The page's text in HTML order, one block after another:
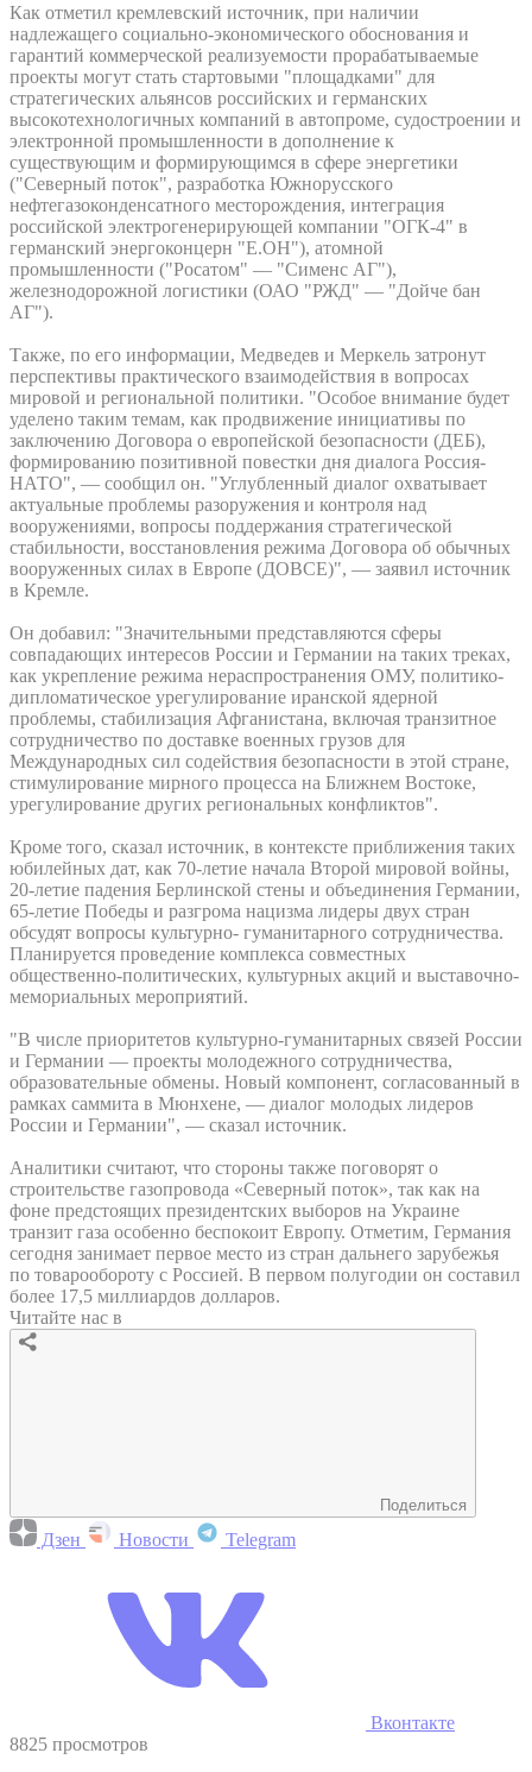
Как отметил кремлевский источник, при наличии
надлежащего социально-экономического обоснования и
гарантий коммерческой реализуемости прорабатываемые
проекты могут стать стартовыми "площадками" для
стратегических альянсов российских и германских
высокотехнологичных компаний в автопроме, судостроении и
электронной промышленности в дополнение к
существующим и формирующимся в сфере энергетики
("Северный поток", разработка Южнорусского
нефтегазоконденсатного месторождения, интеграция
российской электрогенерирующей компании "ОГК-4" в
германский энергоконцерн "Е.ОН"), атомной
промышленности ("Росатом" — "Сименс АГ"),
железнодорожной логистики (ОАО "РЖД" — "Дойче бан
АГ").
Также, по его информации, Медведев и Меркель затронут
перспективы практического взаимодействия в вопросах
мировой и региональной политики. "Особое внимание будет
уделено таким темам, как продвижение инициативы по
заключению Договора о европейской безопасности (ДЕБ),
формированию позитивной повестки дня диалога Россия-
НАТО", — сообщил он. "Углубленный диалог охватывает
актуальные проблемы разоружения и контроля над
вооружениями, вопросы поддержания стратегической
стабильности, восстановления режима Договора об обычных
вооруженных силах в Европе (ДОВСЕ)", — заявил источник
в Кремле.
Он добавил: "Значительными представляются сферы
совпадающих интересов России и Германии на таких треках,
как укрепление режима нераспространения ОМУ, политико-
дипломатическое урегулирование иранской ядерной
проблемы, стабилизация Афганистана, включая транзитное
сотрудничество по доставке военных грузов для
Международных сил содействия безопасности в этой стране,
стимулирование мирного процесса на Ближнем Востоке,
урегулирование других региональных конфликтов".
Кроме того, сказал источник, в контексте приближения таких
юбилейных дат, как 70-летие начала Второй мировой войны,
20-летие падения Берлинской стены и объединения Германии,
65-летие Победы и разгрома нацизма лидеры двух стран
обсудят вопросы культурно- гуманитарного сотрудничества.
Планируется проведение комплекса совместных
общественно-политических, культурных акций и выставочно-
мемориальных мероприятий.
"В числе приоритетов культурно-гуманитарных связей России
и Германии — проекты молодежного сотрудничества,
образовательные обмены. Новый компонент, согласованный в
рамках саммита в Мюнхене, — диалог молодых лидеров
России и Германии", — сказал источник.
Аналитики считают, что стороны также поговорят о
строительстве газопровода «Северный поток», так как на
фоне предстоящих президентских выборов на Украине
транзит газа особенно беспокоит Европу. Отметим, Германия
сегодня занимает первое место из стран дальнего зарубежья
по товарообороту с Россией. В первом полугодии он составил
более 17,5 миллиардов долларов.
Читайте нас в
Поделиться
Дзен Новости Telegram
Вконтакте
8825 просмотров